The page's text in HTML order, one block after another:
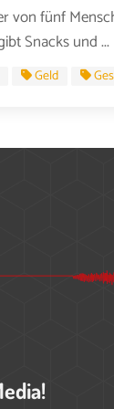
von fünf
Snacks und ...
Geld